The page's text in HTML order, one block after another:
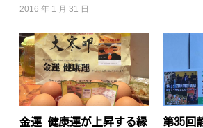
2016 年 1 月 31 日
金運 健康運が上昇する縁
第35回